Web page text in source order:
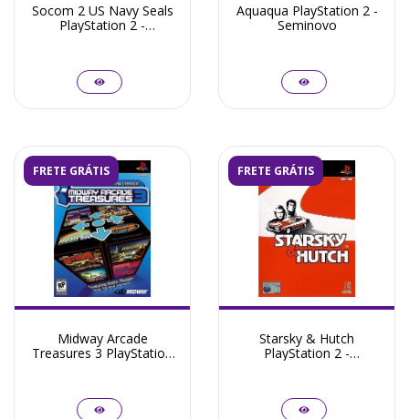
Socom 2 US Navy Seals
PlayStation 2 -
Aquaqua PlayStation 2 -
Seminovo
FRETE GRÁTIS
Midway Arcade
Treasures 3 PlayStation
FRETE GRÁTIS
Starsky & Hutch
PlayStation 2 -